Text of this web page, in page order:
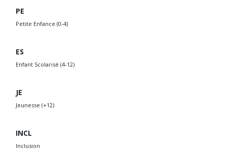
PE
Petite Enfance (0-4)
ES
Enfant Scolarisé (4-12)
JE
Jeunesse (+12)
INCL
Inclusion